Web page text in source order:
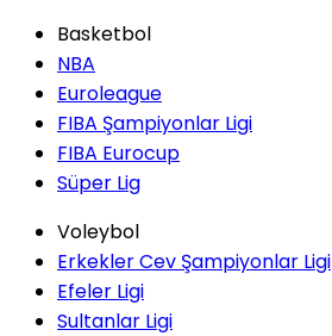
Basketbol
NBA
Euroleague
FIBA Şampiyonlar Ligi
FIBA Eurocup
Süper Lig
Voleybol
Erkekler Cev Şampiyonlar Ligi
Efeler Ligi
Sultanlar Ligi